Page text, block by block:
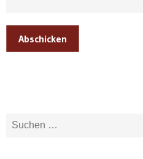
Abschicken
Suche nach: